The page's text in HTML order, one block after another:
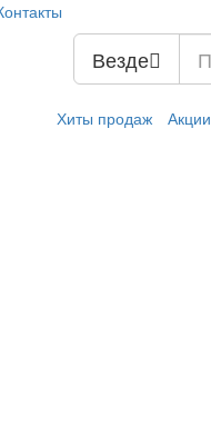
Везде
Хиты продаж Акции